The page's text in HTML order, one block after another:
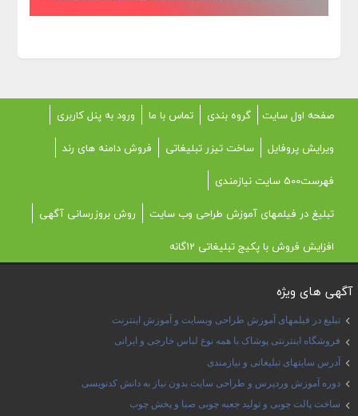
صفحه اول سایت گروه بندی تماس با ما
ورود به پنل کاربری
ویرایش پروفایل
ساخت تیزر تبلیغاتی
فروش دامنه های رند
فهرست500 سایت نیازمندی
تبلیغ در فیلمهای آموزش طراحی وب سایت
روش بروزرسانی آگهی
افزایش فروش با پکیج تبلیغاتی 12گانه
آگهی های ویژه
تبلیغ در فیلمهای آموزش طراحی وبسایت و آموزش اینترنت
فروشگاه اینترنتی پوشاک با همه نوع لباس خارجی و ایرانی
آدرس سایتهای تبلیغاتی و نیازمندی
دوره آموزش وردپرس و طراحی سایت بدون نیاز به دانش کدنویسی
ساخت پالت چوبی و تولید جعبه چوبی صبا و پخش چوب